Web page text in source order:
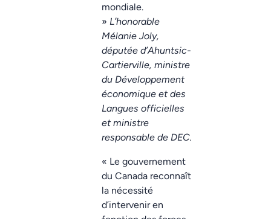
mondiale.
» L’honorable
Mélanie Joly,
députée d’Ahuntsic-
Cartierville, ministre
du Développement
économique et des
Langues officielles
et ministre
responsable de DEC.
« Le gouvernement
du Canada reconnaît
la nécessité
d’intervenir en